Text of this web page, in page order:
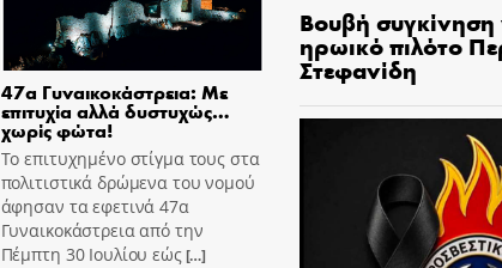
47α Γυναικοκάστρεια: Με
επιτυχία αλλά δυστυχώς…
χωρίς φώτα!
Το επιτυχημένο στίγμα τους στα
πολιτιστικά δρώμενα του νομού
άφησαν τα εφετινά 47α
Γυναικοκάστρεια από την
Πέμπτη 30 Ιουλίου εώς[…]
Βουβή συγκίνηση
ηρωικό πιλότο
Στεφανίδη